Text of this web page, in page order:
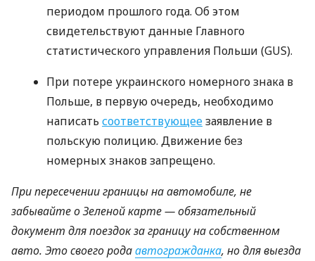
периодом прошлого года. Об этом
свидетельствуют данные Главного
статистического управления Польши (GUS).
При потере украинского номерного знака в
Польше, в первую очередь, необходимо
написать соответствующеезаявление в
польскую полицию. Движение без
номерных знаков запрещено.
При пересечении границы на автомобиле, не
забывайте о Зеленой карте — обязательный
документ для поездок за границу на собственном
авто. Это своего родаавтогражданка, но для выезда